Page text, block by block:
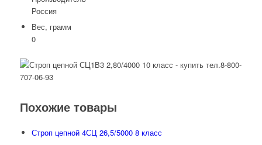
Россия
Вес, грамм
0
Похожие товары
Строп цепной 4СЦ 26,5/5000 8 класс